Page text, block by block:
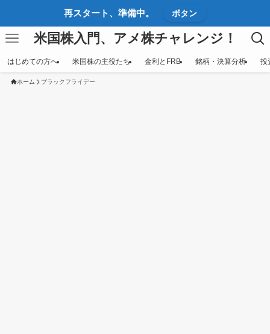
再スタート、準備中。 ボタン
米国株入門、アメ株チャレンジ！
はじめての方へ 米国株の主役たち 金利とFRB 銘柄・決算分析 投
ホーム ブラックフライデー